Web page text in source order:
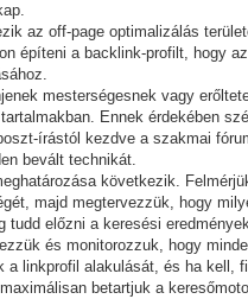
az off-page optimalizálás
építeni a backlink-profilt, hogy
mesterségesnek vagy
Ennek érdekében
írástól kezdve a szakmai
bevált technikát.
következik.
majd megtervezzük, hogy
tudd előzni a keresési
és monitorozzuk, hogy
linkprofil alakulását, és ha kell,
betartjuk a